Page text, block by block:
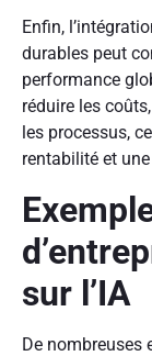
Enfin,
durables peut
performance
réduire les
les processus,
rentabilité et
sur l’IA
De nombreuses